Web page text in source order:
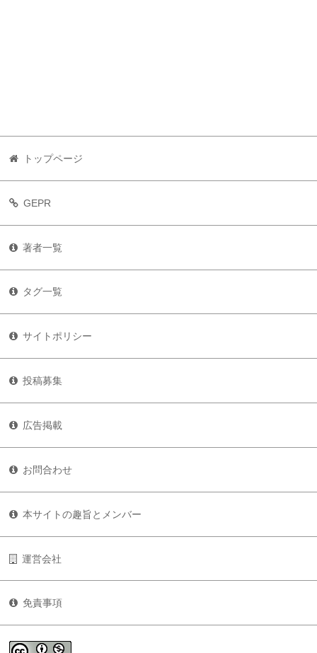
トップページ
GEPR
著者一覧
タグ一覧
サイトポリシー
投稿募集
広告掲載
お問合わせ
本サイトの趣旨とメンバー
運営会社
免責事項